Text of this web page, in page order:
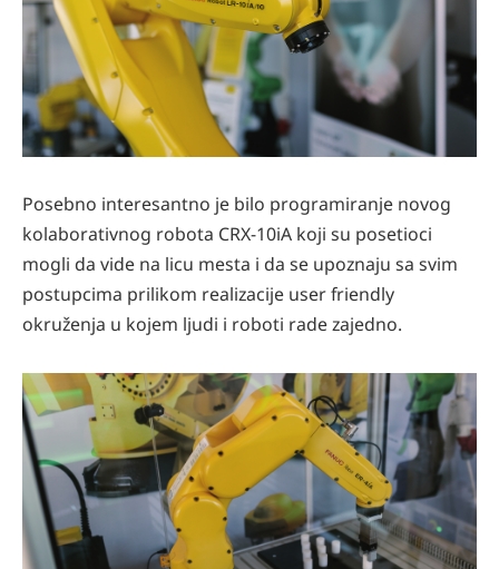
Posebno interesantno je bilo programiranje novog
kolaborativnog robota CRX-10iA koji su posetioci
mogli da vide na licu mesta i da se upoznaju sa svim
postupcima prilikom realizacije user friendly
okruženja u kojem ljudi i roboti rade zajedno.